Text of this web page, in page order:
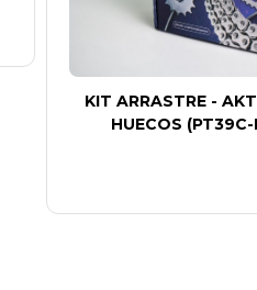
KIT ARRASTRE -
HUECOS